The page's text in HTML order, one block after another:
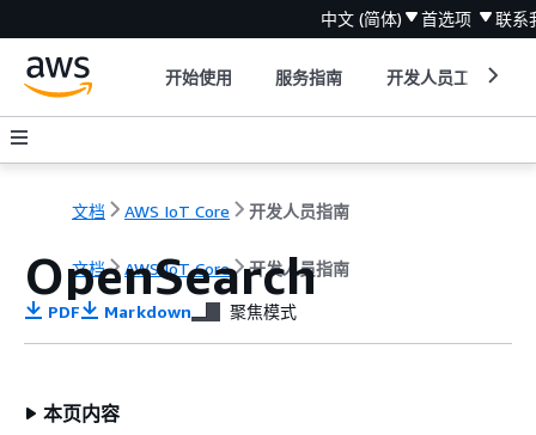
中文 (简体) 首选项 联系
开始使用 服务指南 开发人员工具
文档 AWS IoT Core 开发人员指南
文档 AWS IoT Core 开发人员指南
OpenSearch
PDF Markdown 聚焦模式
本页内容